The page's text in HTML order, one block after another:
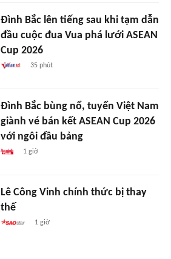
Đình Bắc lên tiếng sau khi tạm dẫn
đầu cuộc đua Vua phá lưới ASEAN
Cup 2026
35 phút
Đình Bắc bùng nổ, tuyển Việt Nam
giành vé bán kết ASEAN Cup 2026
với ngôi đầu bảng
1 giờ
Lê Công Vinh chính thức bị thay
thế
1 giờ